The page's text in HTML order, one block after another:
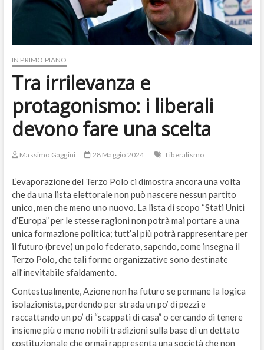
IN PRIMO PIANO
Tra irrilevanza e
protagonismo: i liberali
devono fare una scelta
Massimo Gaggini 28 Maggio 2024 Liberalismo
L’evaporazione del Terzo Polo ci dimostra ancora una volta
che da una lista elettorale non può nascere nessun partito
unico, men che meno uno nuovo. La lista di scopo “Stati Uniti
d’Europa” per le stesse ragioni non potrà mai portare a una
unica formazione politica; tutt’al più potrà rappresentare per
il futuro (breve) un polo federato, sapendo, come insegna il
Terzo Polo, che tali forme organizzative sono destinate
all’inevitabile sfaldamento.
Contestualmente, Azione non ha futuro se permane la logica
isolazionista, perdendo per strada un po’ di pezzi e
raccattando un po’ di “scappati di casa” o cercando di tenere
insieme più o meno nobili tradizioni sulla base di un dettato
costituzionale che ormai rappresenta una società che non